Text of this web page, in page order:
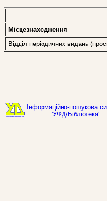
Місцезнаходження
Відділ періодичних видань
Інформаційно-пошукова
'УФД/Бібліотека'